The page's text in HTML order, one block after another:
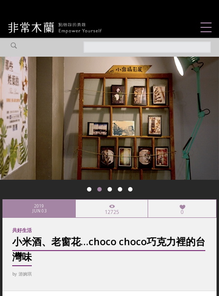
觀點專欄
焦點企劃
社會企業
認識我們
2019
JUN 03 12725 0
共好生活
小米酒、老窗花…choco choco巧克力裡的台
灣味
by 游婉琪